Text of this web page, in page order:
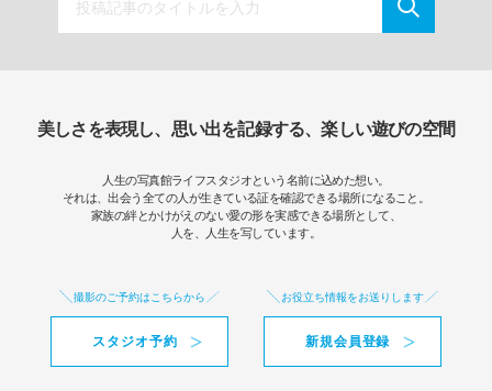
美しさを表現し、思い出を記録する、楽しい遊びの空間
人生の写真館ライフスタジオという名前に込めた想い。
それは、出会う全ての人が生きている証を確認できる場所になること。
家族の絆とかけがえのない愛の形を実感できる場所として、
人を、人生を写しています。
撮影のご予約はこちらから
スタジオ予約
お役立ち情報をお送りします
新規会員登録